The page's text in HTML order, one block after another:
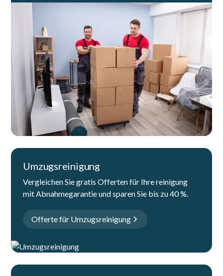
Umzugsreinigung
Vergleichen Sie gratis Offerten für Ihre reinigung
mit Abnahmegarantie und sparen Sie bis zu 40 %.
Offerte für Umzugsreinigung